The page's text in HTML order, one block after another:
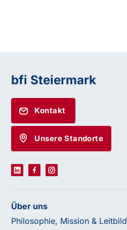
bfi Steiermark
Kontakt
Unsere Standorte
Über uns
Philosophie, Mission & Leitbild